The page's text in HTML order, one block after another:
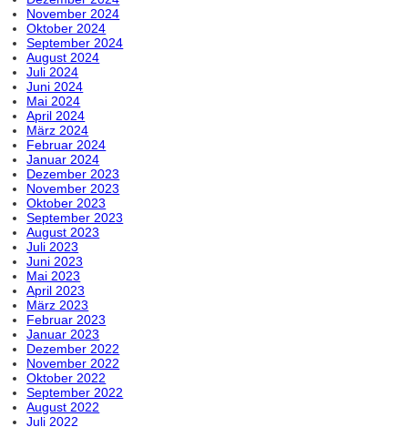
November 2024
Oktober 2024
September 2024
August 2024
Juli 2024
Juni 2024
Mai 2024
April 2024
März 2024
Februar 2024
Januar 2024
Dezember 2023
November 2023
Oktober 2023
September 2023
August 2023
Juli 2023
Juni 2023
Mai 2023
April 2023
März 2023
Februar 2023
Januar 2023
Dezember 2022
November 2022
Oktober 2022
September 2022
August 2022
Juli 2022